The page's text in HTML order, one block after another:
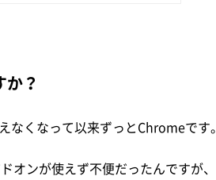
？
くなって以来ずっとChromeです。
オンが使えず不便だったんですが、